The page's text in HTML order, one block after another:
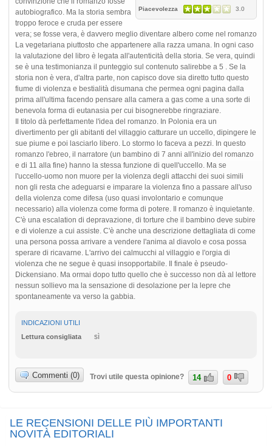
Piacevolezza 3.0
autobiografico. Ma la storia sembra
troppo feroce e cruda per essere
vera; se fosse vera, è davvero meglio diventare albero come nel romanzo
La vegetariana piuttosto che appartenere alla razza umana. In ogni caso
la valutazione del libro è legata all'autenticità della storia. Se vera, quindi
se è una testimonianza il punteggio sul contenuto salirebbe a 5 . Se la
storia non è vera, d'altra parte, non capisco dove sia diretto tutto questo
fiume di violenza e bestialità disumana che permea ogni pagina dalla
prima all'ultima facendo pensare alla camera a gas come a una sorte di
benevola forma di eutanasia per cui bisognerebbe ringraziare.
Il titolo dà perfettamente l'idea del romanzo. In Polonia era un
divertimento per gli abitanti del villaggio catturare un uccello, dipingere le
sue piume e poi lasciarlo libero. Lo stormo lo faceva a pezzi. In questo
romanzo l'ebreo, il narratore (un bambino di 7 anni all'inizio del romanzo
e di 11 alla fine) hanno la stessa funzione di quell'uccello. Ma se
l'uccello-uomo non muore per la violenza degli attacchi dei suoi simili
non gli resta che adeguarsi e imparare la violenza fino a passare all'uso
della violenza come difesa (uso quasi involontario e comunque
necessario) alla violenza come forma di potere. Il romanzo è inquietante.
C'è una escalation di depravazione, di torture che il bambino deve subire
e di violenze a cui assiste. C'è anche una descrizione dettagliata di come
una persona possa arrivare a vendere l'anima al diavolo e cosa possa
sperare di ricavarne. L'arrivo dei calmucchi al villaggio e l'orgia di
violenza che ne segue è quasi insopportabile. Il finale è pseudo-
Dickensiano. Ma ormai dopo tutto quello che è successo non dà al lettore
nessun sollievo ma la sensazione di desolazione per la lepre che
spontaneamente va verso la gabbia.
INDICAZIONI UTILI
Lettura consigliata
sì
Commenti (0) Trovi utile questa opinione? 14 0
LE RECENSIONI DELLE PIÙ IMPORTANTI
NOVITÀ EDITORIALI